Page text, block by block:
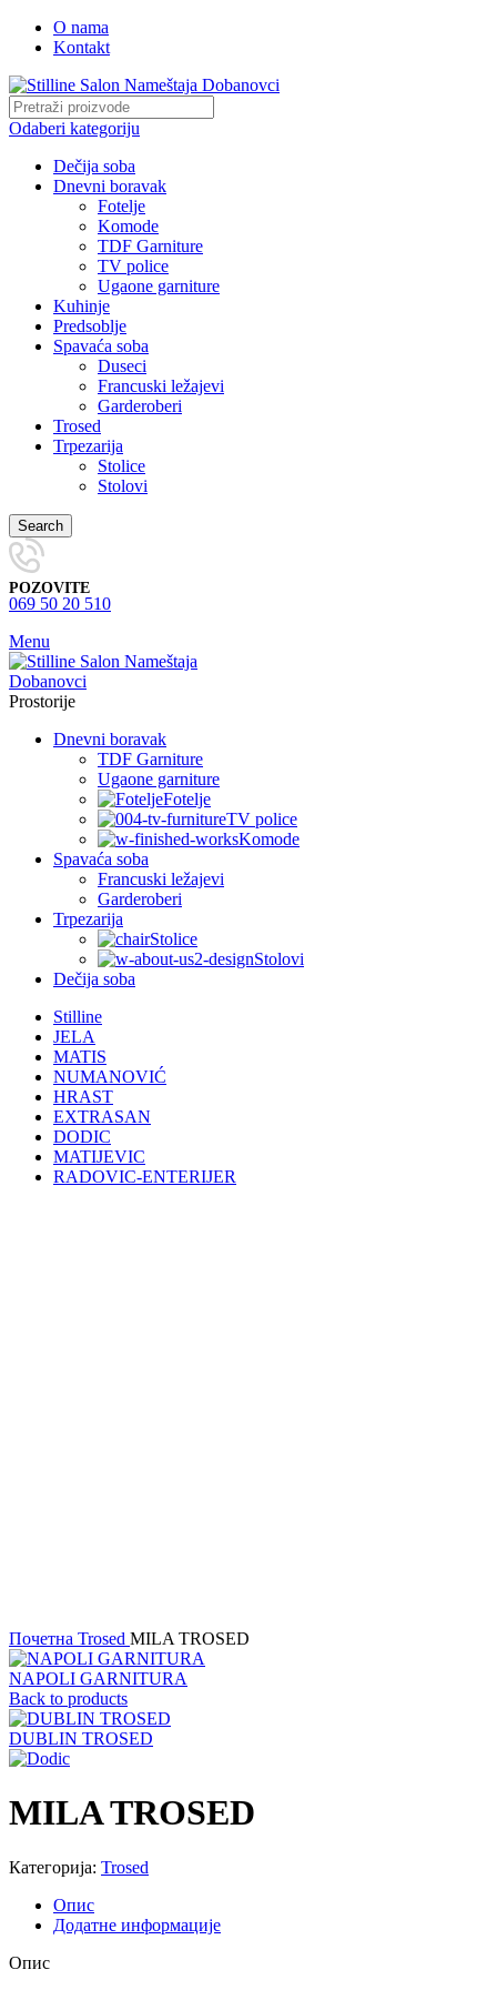
O nama
Kontakt
Odaberi kategoriju
Dečija soba
Dnevni boravak
Fotelje
Komode
TDF Garniture
TV police
Ugaone garniture
Kuhinje
Predsoblje
Spavaća soba
Duseci
Francuski ležajevi
Garderoberi
Trosed
Trpezarija
Stolice
Stolovi
Search
POZOVITE
069 50 20 510
Menu
Prostorije
Dnevni boravak
TDF Garniture
Ugaone garniture
Fotelje
TV police
Komode
Spavaća soba
Francuski ležajevi
Garderoberi
Trpezarija
Stolice
Stolovi
Dečija soba
Stilline
JELA
MATIS
NUMANOVIĆ
HRAST
EXTRASAN
DODIC
MATIJEVIC
RADOVIC-ENTERIJER
Почетна Trosed MILA TROSED
NAPOLI GARNITURA
Back to products
DUBLIN TROSED
MILA TROSED
Категорија: Trosed
Опис
Додатне информације
Опис